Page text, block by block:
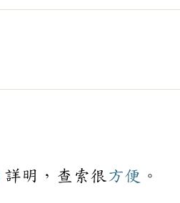
詳明，查索很方便 。